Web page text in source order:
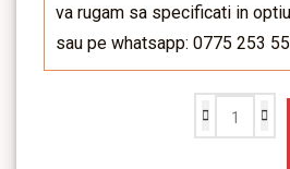
va rugam sa specificati in
sau pe whatsapp: 0775 253